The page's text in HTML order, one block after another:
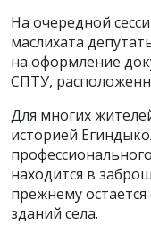
На очередной
маслихата
на оформление
СПТУ,
Для многих
историей
находится в
прежнему
зданий села.